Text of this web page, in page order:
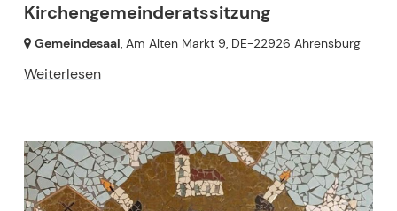
Kirchengemeinderatssitzung
Gemeindesaal, Am Alten Markt 9, DE-22926 Ahrensburg
Weiterlesen